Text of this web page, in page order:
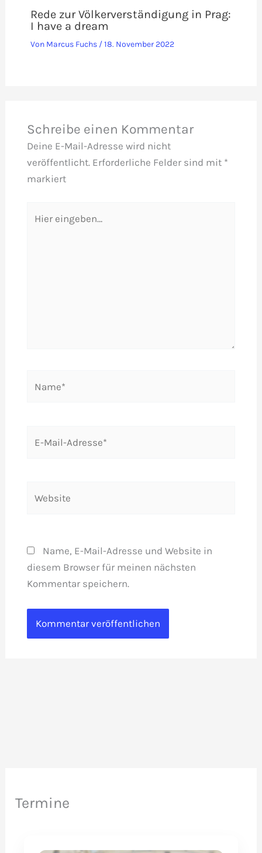
Rede zur Völkerverständigung in Prag:
I have a dream
Von Marcus Fuchs /18. November 2022
Schreibe einen Kommentar
Deine E-Mail-Adresse wird nicht
veröffentlicht. Erforderliche Felder sind mit *
markiert
eingeben…
Name, E-Mail-Adresse und Website in
diesem Browser für meinen nächsten
Kommentar speichern.
Termine